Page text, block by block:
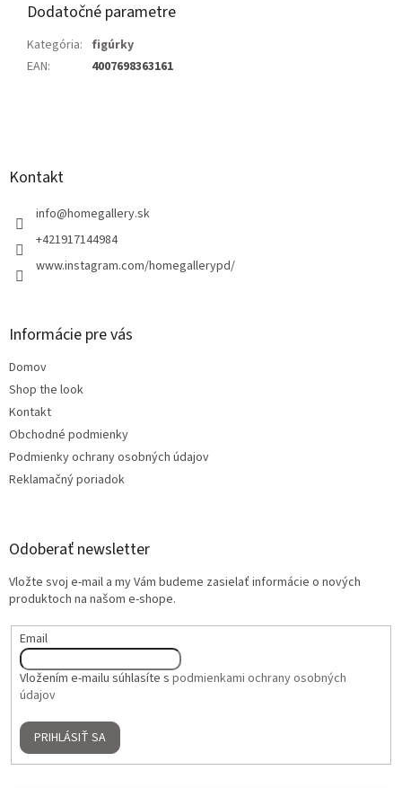
Dodatočné parametre
Kategória: figúrky
EAN: 4007698363161
Kontakt
info@homegallery.sk
+421917144984
www.instagram.com/homegallerypd/
Informácie pre vás
Domov
Shop the look
Kontakt
Obchodné podmienky
Podmienky ochrany osobných údajov
Reklamačný poriadok
Odoberať newsletter
Vložte svoj e-mail a my Vám budeme zasielať informácie o nových
produktoch na našom e-shope.
Email
Vložením e-mailu súhlasíte s podmienkami ochrany osobných
údajov
PRIHLÁSIŤ SA